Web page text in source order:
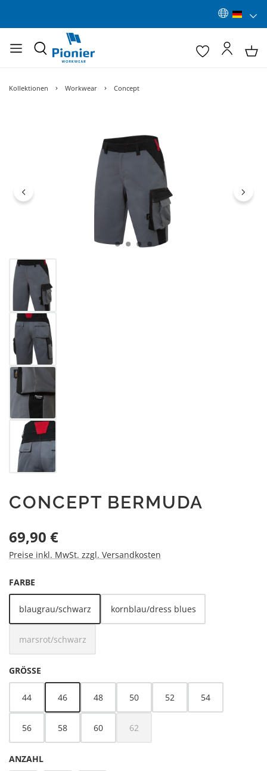
Kollektionen Workwear Concept
CONCEPT BERMUDA
Regulärer Preis:
69,90 €
Preise inkl. MwSt. zzgl. Versandkosten
FARBE
blaugrau/schwarz kornblau/dress blues
marsrot/schwarz
(Diese Option ist zurzeit nicht verfügbar.)
GRÖSSE
44 46 48 50 52 54
56 58 60 62
(Diese Option ist zurzeit nicht
ANZAHL